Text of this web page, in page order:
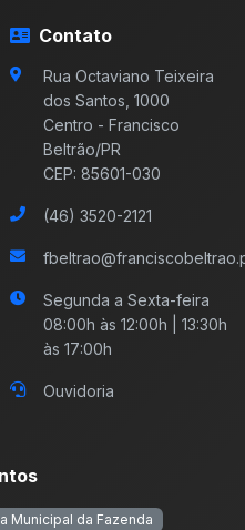
Contato
Rua Octaviano Teixeira
dos Santos, 1000
Centro - Francisco
Beltrão/PR
CEP: 85601-030
(46) 3520-2121
Segunda a Sexta-feira
08:00h às 12:00h | 13:30h
às 17:00h
Ouvidoria
Municipal da Fazenda